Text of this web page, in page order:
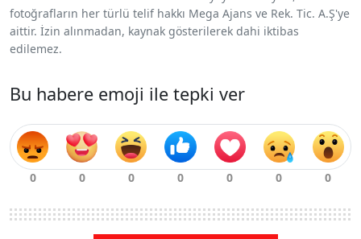
fotoğrafların her türlü telif hakkı Mega Ajans ve Rek. Tic. A.Ş'ye
aittir. İzin alınmadan, kaynak gösterilerek dahi iktibas
edilemez.
Bu habere emoji ile tepki ver